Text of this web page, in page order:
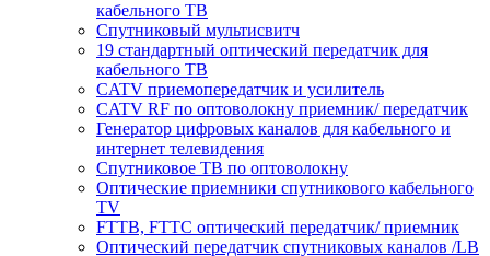
кабельного ТВ
Спутниковый мультисвитч
19 стандартный оптический передатчик для
кабельного ТВ
CATV приемопередатчик и усилитель
CATV RF по оптоволокну приемник/ передатчик
Генератор цифровых каналов для кабельного и
интернет телевидения
Спутниковое ТВ по оптоволокну
Оптические приемники спутникового кабельного
ТV
FTTB, FTTC оптический передатчик/ приемник
Оптический передатчик спутниковых каналов /LB